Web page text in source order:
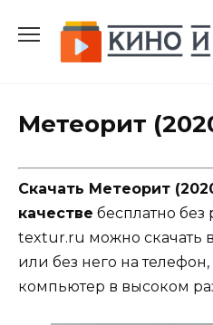
содержанию
Метеорит
Скачать Метеорит
качестве бесплатно
textur.ru можно скачать
или без него на
компьютер в высоком